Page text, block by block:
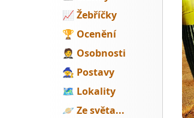
📈 Žebříčky
🏆 Ocenění
🤵 Osobnosti
🧙 Postavy
🗺 Lokality
🪐 Ze světa...